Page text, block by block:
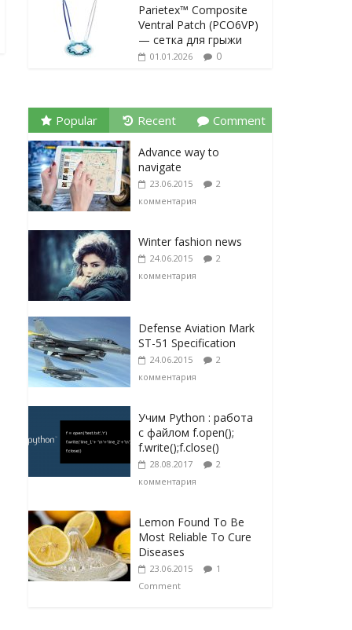
Parietex™ Composite
Ventral Patch (PCO6VP)
— сетка для грыжи
01.01.2026 0
Popular Recent Comment
Advance way to
navigate
23.06.2015
2
комментария
Winter fashion news
24.06.2015
2
комментария
Defense Aviation Mark
ST-51 Specification
24.06.2015
2
комментария
Учим Python : работа
с файлом f.open();
f.write();f.close()
28.08.2017
2
комментария
Lemon Found To Be
Most Reliable To Cure
Diseases
23.06.2015
1
Comment